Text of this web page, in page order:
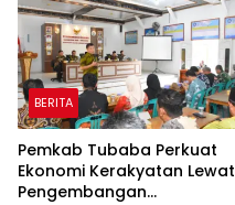
BERITA
Pemkab Tubaba Perkuat
Ekonomi Kerakyatan Lewat
Pengembangan